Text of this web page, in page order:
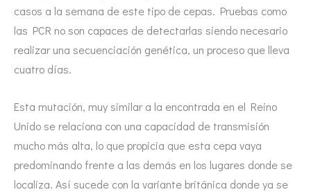
casos a la semana de este tipo de cepas. Pruebas como
las PCR no son capaces de detectarlas siendo necesario
realizar una secuenciación genética, un proceso que lleva
cuatro días.
Esta mutación, muy similar a la encontrada en el Reino
Unido se relaciona con una capacidad de transmisión
mucho más alta, lo que propicia que esta cepa vaya
predominando frente a las demás en los lugares donde se
localiza. Así sucede con la variante británica donde ya se